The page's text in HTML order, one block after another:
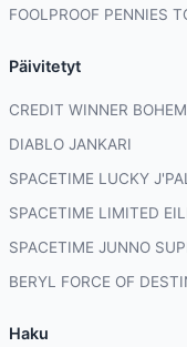
FOOLPROOF PENNIES
Päivitetyt
CREDIT WINNER
DIABLO JANKARI
SPACETIME LUCKY
SPACETIME LIMITED
SPACETIME JUNNO
BERYL FORCE OF
Haku